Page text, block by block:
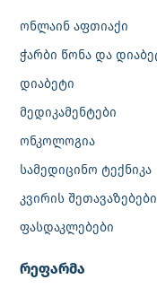
ონლაინ აფთიაქი
ჭარბი წონა და
დიაბეტი
მედიკამენტები
ონკოლოგია
სამედიცინო ტექნიკა
კვირის შეთავაზებები
ფასდაკლებები
რეფარმა